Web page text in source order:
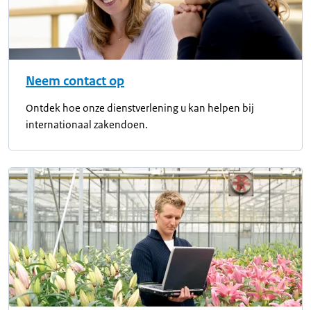
Neem contact op
Ontdek hoe onze dienstverlening u kan helpen bij
internationaal zakendoen.